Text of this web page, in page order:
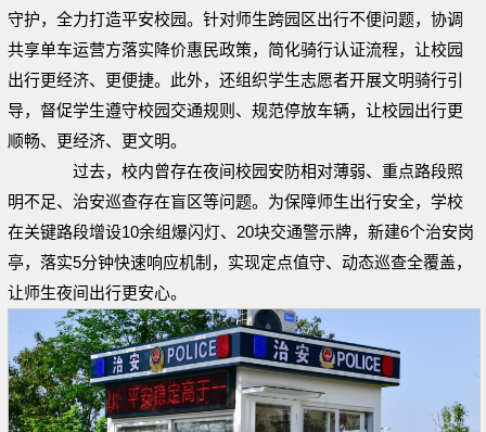
守护，全力打造平安校园。针对师生跨园区出行不便问题，协调
共享单车运营方落实降价惠民政策，简化骑行认证流程，让校园
出行更经济、更便捷。此外，还组织学生志愿者开展文明骑行引
导，督促学生遵守校园交通规则、规范停放车辆，让校园出行更
顺畅、更经济、更文明。
过去，校内曾存在夜间校园安防相对薄弱、重点路段照
明不足、治安巡查存在盲区等问题。为保障师生出行安全，学校
在关键路段增设10余组爆闪灯、20块交通警示牌，新建6个治安岗
亭，落实5分钟快速响应机制，实现定点值守、动态巡查全覆盖，
让师生夜间出行更安心。